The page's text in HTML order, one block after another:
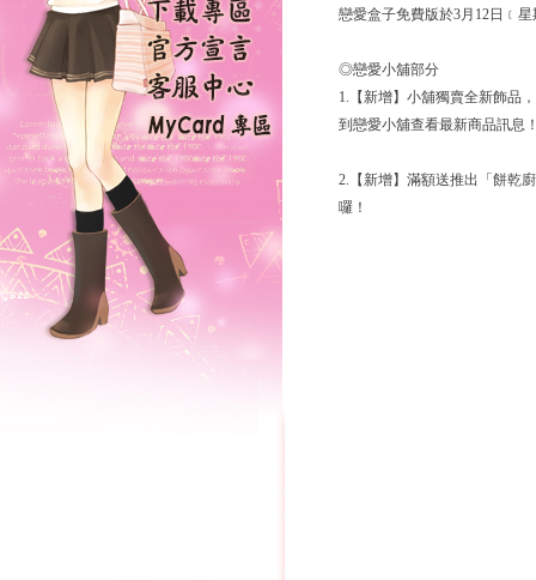
戀愛盒子免費版於3月12日﹝
◎戀愛小舖部分
1.【新增】小舖獨賣全新飾品
到戀愛小舖查看最新商品訊息
2.【新增】滿額送推出「餅乾
囉！